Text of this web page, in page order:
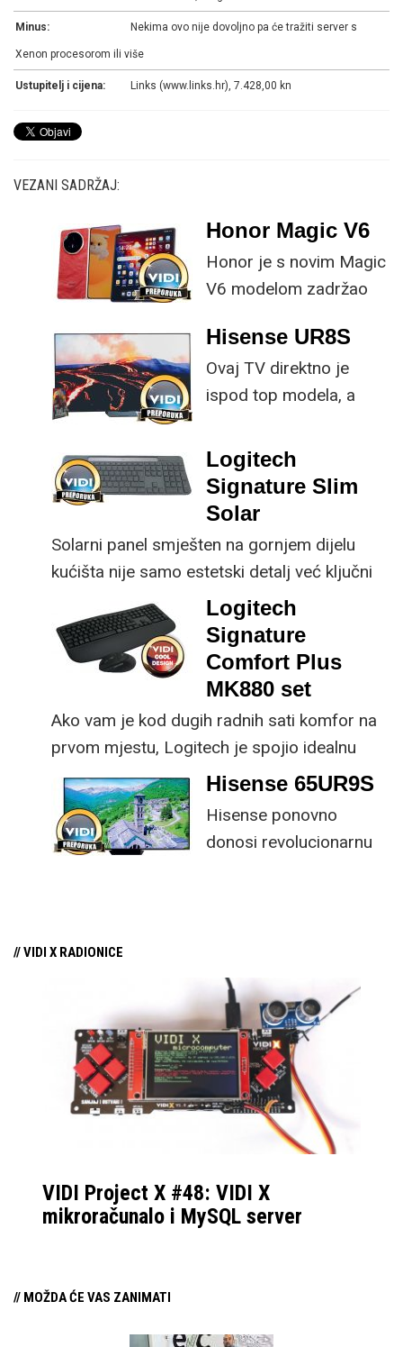
Minus: Nekima ovo nije dovoljno pa će tražiti server s
Xenon procesorom ili više
Ustupitelj i cijena: Links (www.links.hr), 7.428,00 kn
VEZANI SADRŽAJ:
Honor Magic V6
Honor je s novim Magic
V6 modelom zadržao
specifikacije, no
istovremeno
implementirao
ključne svakom
korisniku.
Hisense UR8S
Ovaj TV direktno je
ispod top modela, a
male ustupke možete
osjetno uštedjeti pri
kupnji.
Logitech
Signature Slim
Solar
Solarni panel smješten na gornjem dijelu
kućišta nije samo estetski detalj već ključni
dio koncepta ovog proizvoda, jer koristi
energiju prirodnog ili umjetnog svjetla za
rad.
Logitech
Signature
Comfort Plus
MK880 set
Ako vam je kod dugih radnih sati komfor na
prvom mjestu, Logitech je spojio idealnu
kombinaciju tipkovnice i miša s naprednim
funkcijama.
Hisense 65UR9S
Hisense ponovno
donosi revolucionarnu
// VIDI X RADIONICE
VIDI Project X #48: VIDI X
mikroračunalo i MySQL server
// MOŽDA ĆE VAS ZANIMATI